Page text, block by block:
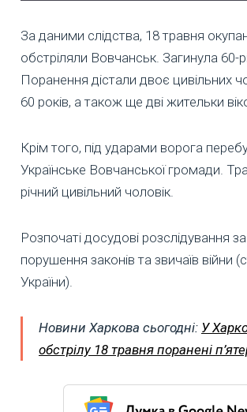
За даними слідства, 18 травня
обстріляли Вовчанськ. Загинула 60-
Поранення дістали двоє цивільних
60 років, а також ще дві жительки
Крім того, під ударами ворога
Українське Вовчанської громади.
річний цивільний чоловік.
Розпочаті досудові розслідування
порушення законів та звичаїв війни
України).
Новини Харкова сьогодні: У
обстрілу 18 травня поранені